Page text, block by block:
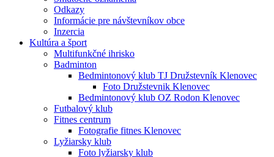
Odkazy
Informácie pre návštevníkov obce
Inzercia
Kultúra a šport
Multifunkčné ihrisko
Badminton
Bedmintonový klub TJ Družstevník Klenovec
Foto Družstevnik Klenovec
Bedmintonový klub OZ Rodon Klenovec
Futbalový klub
Fitnes centrum
Fotografie fitnes Klenovec
Lyžiarsky klub
Foto lyžiarsky klub